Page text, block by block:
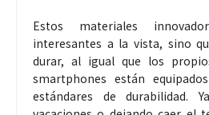
Estos materiales
interesantes a la vista, sino
durar, al igual que los
smartphones están
estándares de durabilidad.